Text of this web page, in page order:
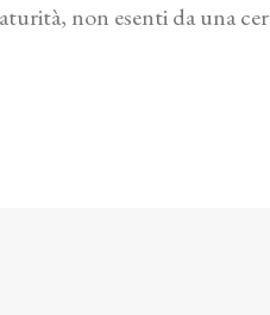
non esenti da una